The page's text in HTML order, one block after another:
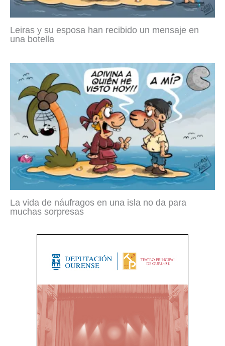
Leiras y su esposa han recibido un mensaje en
una botella
La vida de náufragos en una isla no da para
muchas sorpresas